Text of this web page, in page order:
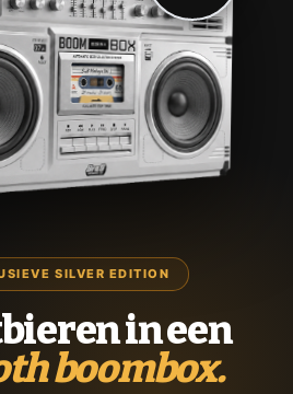
SILVER EDITION
in een
boombox.